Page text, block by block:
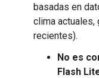
basadas en
clima actuales,
recientes).
No es
Flash